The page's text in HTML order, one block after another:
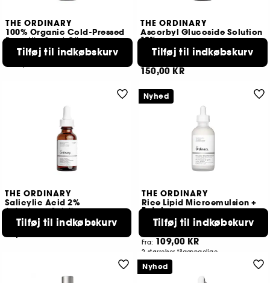
THE ORDINARY
100% Organic Cold-Pressed
Rose Hip Seed Oil
60
105,00 KR
Tilføj til indkøbskurv
THE ORDINARY
Ascorbyl Glucoside Solution
12%
Serum
150,00 KR
Tilføj til indkøbskurv
THE ORDINARY
Salicylic Acid 2%
Anhydrous Solution
6
69,00 KR
Tilføj til indkøbskurv
THE ORDINARY
Rice Lipid Microemulsion +
Ectoine
Fugtgivende mikroemulsion
Fra: 109,00 KR
2 størrelser tilgængelige
Tilføj til indkøbskurv
Nyhed
Nyhed